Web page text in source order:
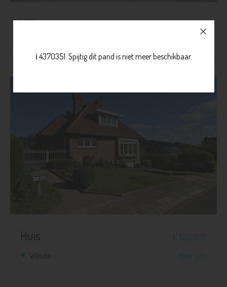
Villa
3
Huis
€ 520.000
Wilsele
Meer info
ℹ️ 4370351: Spijtig dit pand is niet meer beschikbaar.